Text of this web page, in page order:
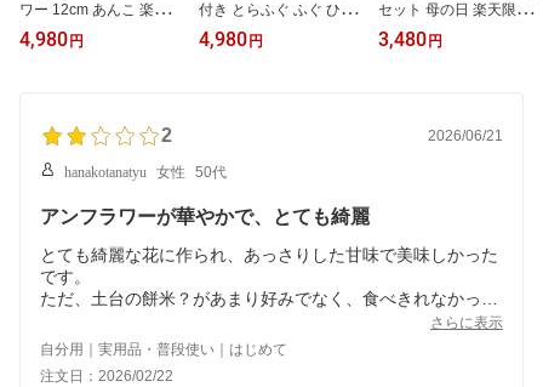
ワー 12cm あんこ 楽天限
定 ケーキ もち 贈り物 手
土産 甘さ控えめ 御彼岸
風 ケーキ いちご 杏仁 紫
お中元 モッチダリンダ m
4,980 円
付き とらふぐ ふぐ ひれ
鰭 ヒレ 日本酒 敬老 敬老
の日 贈り物 ギフト 贈答
4,980 円
セット 母の日 楽天限定
餅 もち 贈り物 手土産 プ
レゼント ギフト お歳暮
門店 ストロベリー 芋 栗
3,480 円
2 2026/06/21
hanakotanatyu 女性 50代
アンフラワーが華やかで、とても綺麗
とても綺麗な花に作られ、あっさりした甘味で美味しかった
です。
ただ、土台の餅米？があまり好みでなく、食べきれなかった
さらに表示
自分用｜実用品・普段使い｜はじめて
注文日：2026/02/22